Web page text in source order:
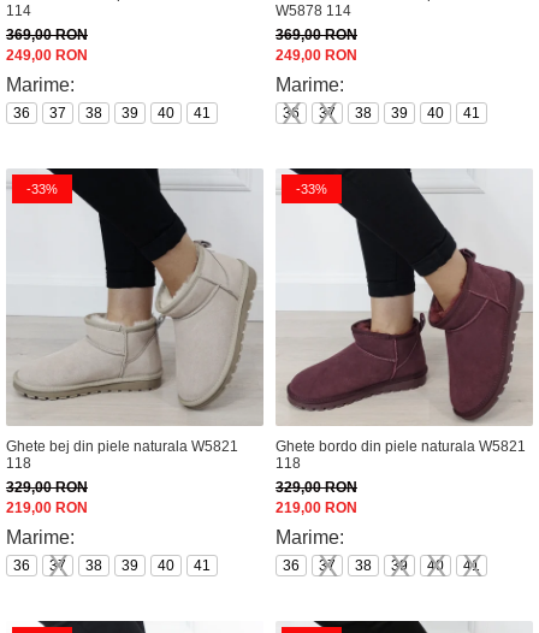
114
369,00 RON
249,00 RON
Marime:
36 37 38 39 40 41
W5878 114
369,00 RON
249,00 RON
Marime:
36 37 38 39 40 41
-33%
Ghete bej din piele naturala W5821
118
329,00 RON
219,00 RON
Marime:
36 37 38 39 40 41
-33%
Ghete bordo din piele naturala W5821
118
329,00 RON
219,00 RON
Marime:
36 37 38 39 40 41